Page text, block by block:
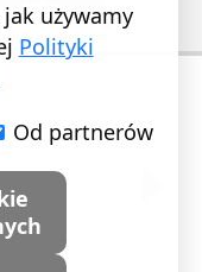
używamy
Polityki
Od partnerów